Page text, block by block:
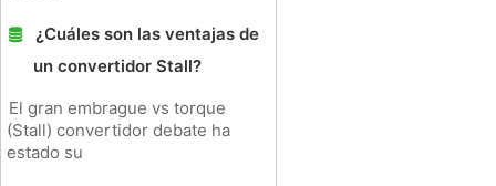
¿Cuáles son las ventajas de
un convertidor Stall?
El gran embrague vs torque
(Stall) convertidor debate ha
estado su